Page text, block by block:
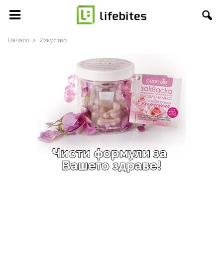
Начало Изкуство